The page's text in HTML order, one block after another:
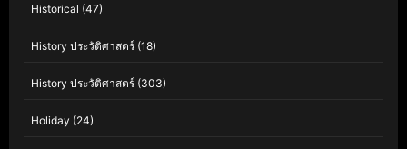
Historical (47)
History ประวัติศาสตร์ (18)
History ประวัติศาสตร์ (303)
Holiday (24)